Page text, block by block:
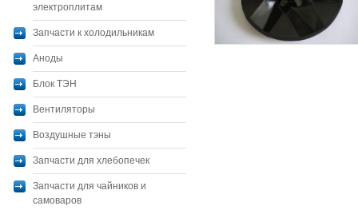
электроплитам
Запчасти к холодильникам
Аноды
Блок ТЭН
Вентиляторы
Воздушные тэны
Запчасти для хлебопечек
Запчасти для чайников и
самоваров